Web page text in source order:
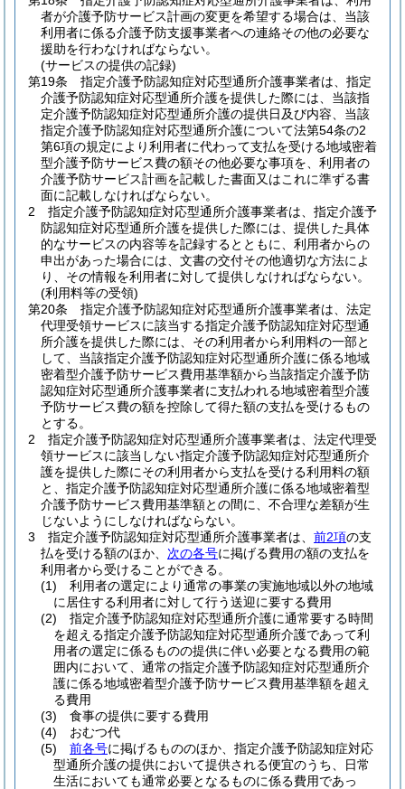
者が介護予防サービス計画の変更を希望する場合は、当該
利用者に係る介護予防支援事業者への連絡その他の必要な
援助を行わなければならない。
(サービスの提供の記録)
第19条
指定介護予防認知症対応型通所介護事業者は、指定
介護予防認知症対応型通所介護を提供した際には、当該指
定介護予防認知症対応型通所介護の提供日及び内容、当該
指定介護予防認知症対応型通所介護について法第54条の2
第6項の規定により利用者に代わって支払を受ける地域密着
型介護予防サービス費の額その他必要な事項を、利用者の
介護予防サービス計画を記載した書面又はこれに準ずる書
面に記載しなければならない。
2
指定介護予防認知症対応型通所介護事業者は、指定介護予
防認知症対応型通所介護を提供した際には、提供した具体
的なサービスの内容等を記録するとともに、利用者からの
申出があった場合には、文書の交付その他適切な方法によ
り、その情報を利用者に対して提供しなければならない。
(利用料等の受領)
第20条
指定介護予防認知症対応型通所介護事業者は、法定
代理受領サービスに該当する指定介護予防認知症対応型通
所介護を提供した際には、その利用者から利用料の一部と
して、当該指定介護予防認知症対応型通所介護に係る地域
密着型介護予防サービス費用基準額から当該指定介護予防
認知症対応型通所介護事業者に支払われる地域密着型介護
予防サービス費の額を控除して得た額の支払を受けるもの
とする。
2
指定介護予防認知症対応型通所介護事業者は、法定代理受
領サービスに該当しない指定介護予防認知症対応型通所介
護を提供した際にその利用者から支払を受ける利用料の額
と、指定介護予防認知症対応型通所介護に係る地域密着型
介護予防サービス費用基準額との間に、不合理な差額が生
じないようにしなければならない。
3
指定介護予防認知症対応型通所介護事業者は、 前2項の支
払を受ける額のほか、 次の各号に掲げる費用の額の支払を
利用者から受けることができる。
(1)
利用者の選定により通常の事業の実施地域以外の地域
に居住する利用者に対して行う送迎に要する費用
(2)
指定介護予防認知症対応型通所介護に通常要する時間
を超える指定介護予防認知症対応型通所介護であって利
用者の選定に係るものの提供に伴い必要となる費用の範
囲内において、通常の指定介護予防認知症対応型通所介
護に係る地域密着型介護予防サービス費用基準額を超え
る費用
(3)
食事の提供に要する費用
(4)
おむつ代
(5)
前各号に掲げるもののほか、指定介護予防認知症対応
型通所介護の提供において提供される便宜のうち、日常
生活においても通常必要となるものに係る費用であっ